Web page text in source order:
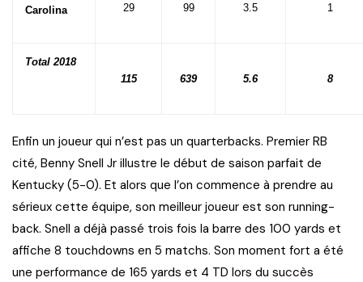
Carolina
29 99 3.5 1
Total 2018
115
639 5.6 8
Enfin un joueur qui n’est pas un quarterbacks. Premier RB
cité, Benny Snell Jr illustre le début de saison parfait de
Kentucky (5-0). Et alors que l’on commence à prendre au
sérieux cette équipe, son meilleur joueur est son running-
back. Snell a déjà passé trois fois la barre des 100 yards et
affiche 8 touchdowns en 5 matchs. Son moment fort a été
une performance de 165 yards et 4 TD lors du succès